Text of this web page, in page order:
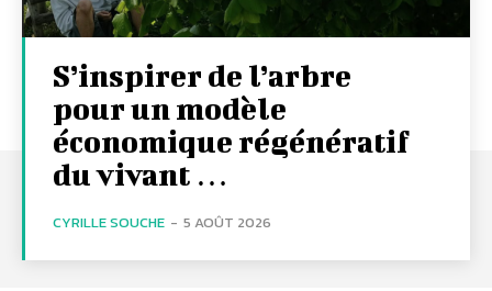
S’inspirer de l’arbre
pour un modèle
économique régénératif
du vivant …
CYRILLE SOUCHE - 5 AOÛT 2026